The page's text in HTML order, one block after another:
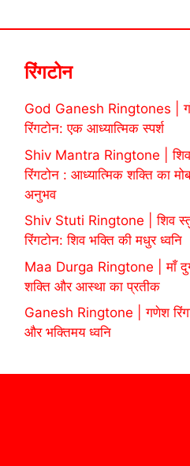
रिंगटोन
God Ganesh Ringtones |
रिंगटोन: एक आध्यात्मिक स्पर्श
Shiv Mantra Ringtone |
रिंगटोन : आध्यात्मिक शक्ति का
अनुभव
Shiv Stuti Ringtone | शिव
रिंगटोन: शिव भक्ति की मधुर ध्वनि
Maa Durga Ringtone | माँ
शक्ति और आस्था का प्रतीक
Ganesh Ringtone | गणेश
और भक्तिमय ध्वनि